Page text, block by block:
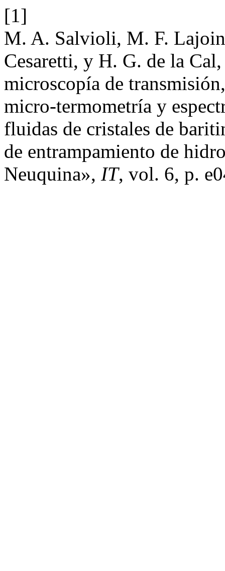
[1]
M. A. Salvioli, M. F.
Cesaretti, y H. G. de la
microscopía de
micro-termometría y
fluidas de cristales de
de entrampamiento de
Neuquina», IT, vol. 6, p.